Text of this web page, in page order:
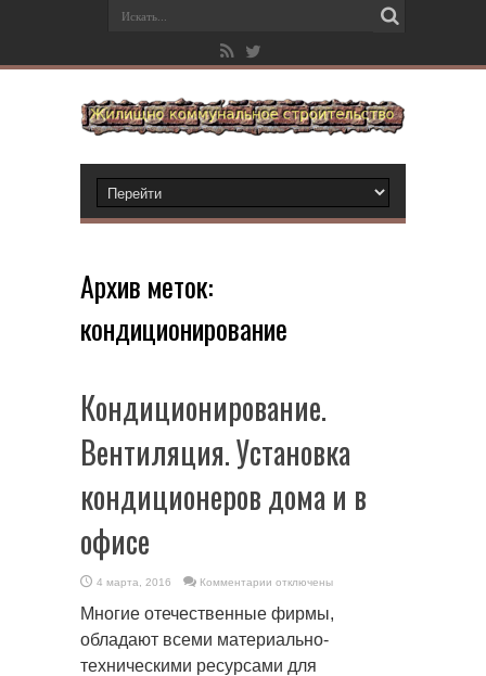
Архив меток:
кондиционирование
Кондиционирование.
Вентиляция. Установка
кондиционеров дома и в
офисе
4 марта, 2016 Комментарии
Кондиционирование.
Вентиляция.
кондиционеров
и
отключены
Многие отечественные фирмы,
обладают всеми материально-
техническими ресурсами для